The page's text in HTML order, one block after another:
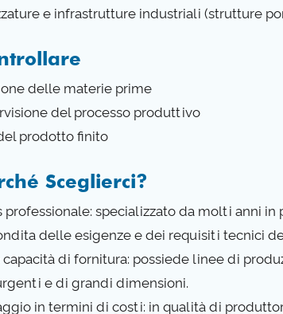
e infrastrutture industriali (strutture
delle materie prime
del processo produttivo
prodotto finito
Sceglierci?
professionale: specializzato da molti anni
delle esigenze e dei requisiti tecnici
capacità di fornitura: possiede linee di
e di grandi dimensioni.
in termini di costi: in qualità di